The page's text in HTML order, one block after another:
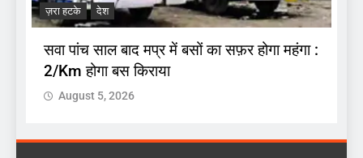
ज़रा हटके देश
सवा पांच साल बाद मप्र में बसों का सफ़र होगा महंगा :
2/Km होगा बस किराया
August 5, 2026